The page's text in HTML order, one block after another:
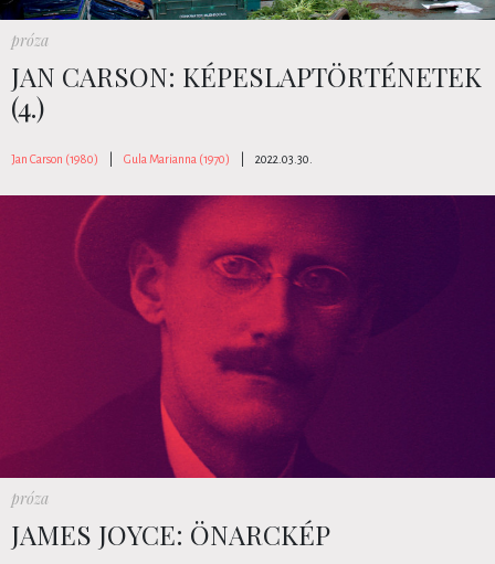
próza
JAN CARSON: KÉPESLAPTÖRTÉNETEK
(4.)
Jan Carson (1980) Gula Marianna (1970) 2022.03.30.
próza
JAMES JOYCE: ÖNARCKÉP